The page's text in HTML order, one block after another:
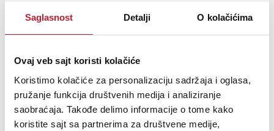
Saglasnost Detalji O kolačićima
Ovaj veb sajt koristi kolačiće
Koristimo kolačiće za personalizaciju sadržaja i oglasa,
pružanje funkcija društvenih medija i analiziranje
saobraćaja. Takođe delimo informacije o tome kako
koristite sajt sa partnerima za društvene medije,
Chord Compact Guitar Wall Hanger - Gitarski zidni stalak
20,00KM
23,00KM